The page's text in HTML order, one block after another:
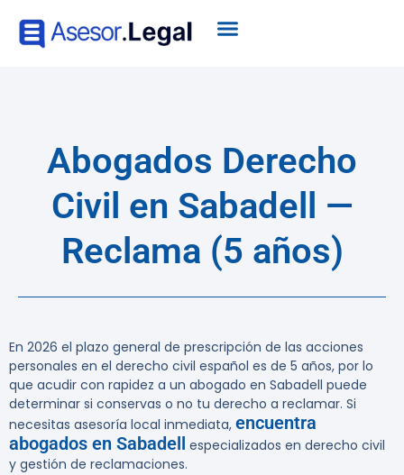
Abogados Derecho
Civil en Sabadell —
Reclama (5 años)
En 2026 el plazo general de prescripción de las acciones
personales en el derecho civil español es de 5 años, por lo
que acudir con rapidez a un abogado en Sabadell puede
determinar si conservas o no tu derecho a reclamar. Si
necesitas asesoría local inmediata, encuentra
abogados en Sabadell especializados en derecho civil
y gestión de reclamaciones.